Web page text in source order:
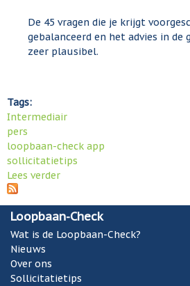
De 45 vragen die je krijgt
gebalanceerd en het advies in de
zeer plausibel.
Tags:
Intermediair
pers
loopbaan-check app
sollicitatietips
Lees verder
e
r
I
e
Loopbaan-Check
Wat is de Loopbaan-Check?
Nieuws
Over ons
Sollicitatietips